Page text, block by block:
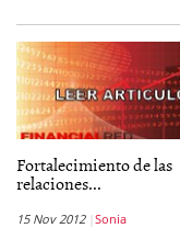
Fortalecimiento de las
relaciones...
15 Nov 2012 Sonia